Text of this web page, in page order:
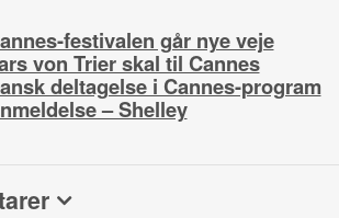
festivalen går nye veje
von Trier skal til Cannes
deltagelse i Cannes-program
– Shelley